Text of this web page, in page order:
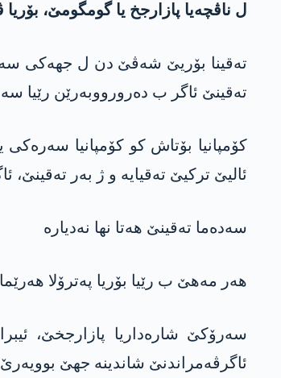
ل ناڤچەیا پازارجخ یا گومگومێ،
تەقینا بۆریێ شەڤێ دن ل جهەکی سەر
تەقینێ ئاگر ب دەرورووبەرێن رێیا
کۆمپانیا بۆتاش کو کۆمپانیا سەرەکی
ئالیێ ترکیێ تەقیایە و ژ بەر تەقینێ،
سەدەما تەقینێ هەتا نها نەدیارە
هەر مەهێ ب رێیا بۆریا پەترۆلا هەرێما کوردستانێ، نێزیکی 10 ملیۆن بەرمیل
ئاگرڤەمراندنێ شاندینە جهێ